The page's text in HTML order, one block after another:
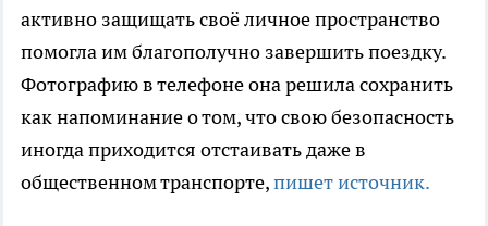
активно защищать своё личное пространство
помогла им благополучно завершить поездку.
Фотографию в телефоне она решила сохранить
как напоминание о том, что свою безопасность
иногда приходится отстаивать даже в
общественном транспорте,пишет источник.